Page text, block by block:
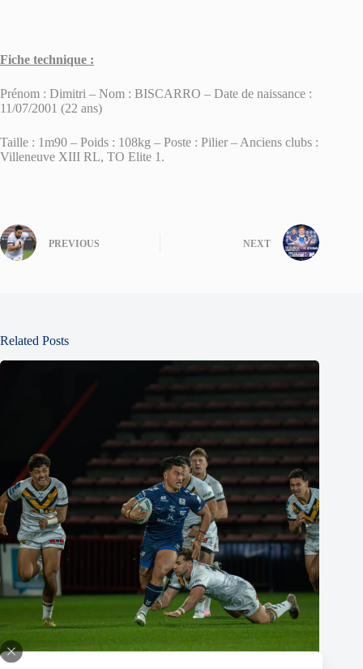
Fiche technique :
Prénom : Dimitri – Nom : BISCARRO – Date de naissance :
11/07/2001 (22 ans)
Taille : 1m90 – Poids : 108kg – Poste : Pilier – Anciens clubs :
Villeneuve XIII RL, TO Elite 1.
PREVIOUS NEXT
Related Posts